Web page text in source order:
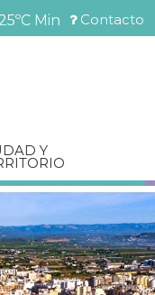
Menú
Contacto
25ºC Min
Y